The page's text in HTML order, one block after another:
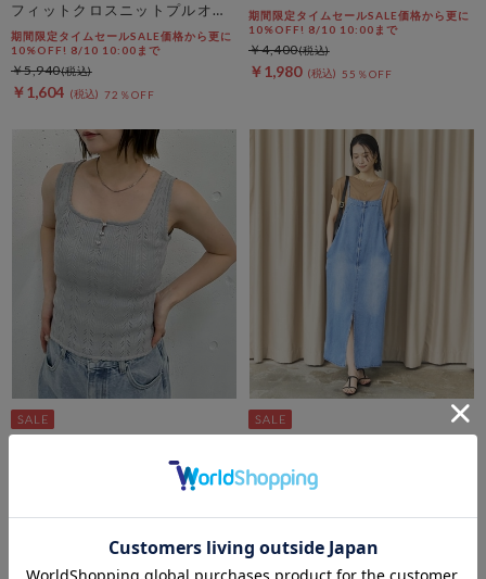
フィットクロスニットプルオー
バー
期間限定タイムセールSALE価格から更に
10%OFF! 8/10 10:00まで
￥1,604 72％OFF
￥5,940
期間限定タイムセールSALE価格から更に
10%OFF! 8/10 10:00まで
￥1,980 55％OFF
￥4,400
期間限定タイムセールSALE価格から更に
55％OFF
ソフトデニムジャンスカ
￥4,730 50％OFF
￥9,460